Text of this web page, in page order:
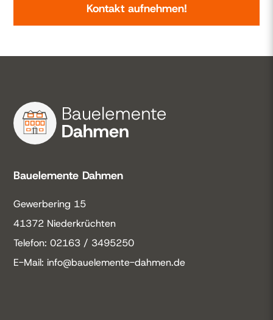
Kontakt aufnehmen!
Bauelemente Dahmen
Gewerbering 15
41372 Niederkrüchten
Telefon: 02163 / 3495250
E-Mail: info@bauelemente-dahmen.de